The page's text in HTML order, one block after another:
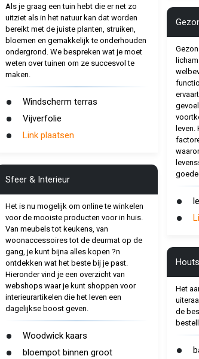
Als je graag een tuin hebt die er net zo
uitziet als in het natuur kan dat worden
bereikt met de juiste planten, struiken,
bloemen en gemakkelijk te onderhouden
ondergrond. We bespreken wat je moet
weten over tuinen om ze succesvol te
maken.
Windscherm terras
Vijverfolie
Link plaatsen
Sfeer & Interieur
Het is nu mogelijk om online te winkelen
voor de mooiste producten voor in huis.
Van meubels tot keukens, van
woonaccessoires tot de deurmat op de
gang, je kunt bijna alles kopen ?n
ontdekken wat het beste bij je past.
Hieronder vind je een overzicht van
webshops waar je kunt shoppen voor
interieurartikelen die het leven een
dagelijkse boost geven.
Woodwick kaars
bloempot binnen groot
Het
de